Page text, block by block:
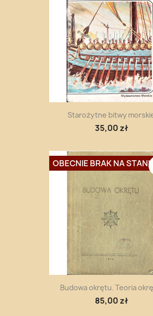
Starożytne bitwy
35,00 zł
Budowa okrętu. Teoria
85,00 zł
OBECNIE BRAK NA